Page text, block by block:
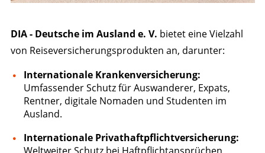
DIA - Deutsche im Ausland e. V. bietet eine Vielzahl
von Reiseversicherungsprodukten an, darunter:
Internationale Krankenversicherung:
Umfassender Schutz für Auswanderer, Expats,
Rentner, digitale Nomaden und Studenten im
Ausland.
Internationale Privathaftpflichtversicherung: